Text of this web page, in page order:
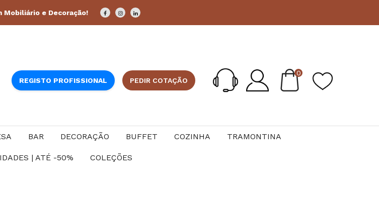
Mobiliário e Decoração!
REGISTO PROFISSIONAL PEDIR COTAÇÃO
0
BAR DECORAÇÃO BUFFET COZINHA TRAMONTINA
| ATÉ -50% COLEÇÕES